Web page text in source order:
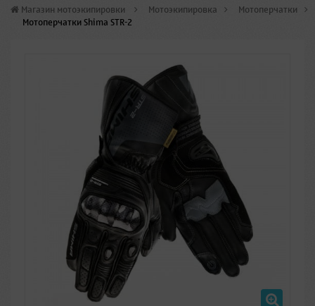
Магазин мотоэкипировки > Мотоэкипировка > Мотоперчатки
Мотоперчатки Shima STR-2